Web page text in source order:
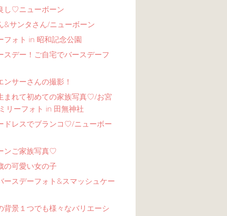
し♡ニューボーン
&サンタさん/ニューボーン
フォト in 昭和記念公園
スデー！ご自宅でバースデーフ
ンサーさんの撮影！
まれて初めての家族写真♡/お宮
リーフォト in 田無神社
ドレスでブランコ♡/ニューボー
ンご家族写真♡
の可愛い女の子
ースデーフォト&スマッシュケー
背景１つでも様々なバリエーシ